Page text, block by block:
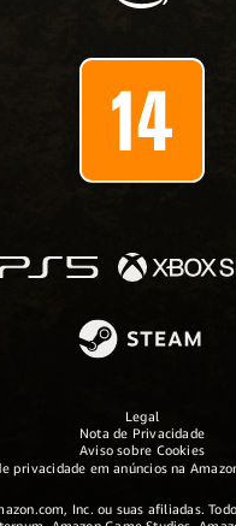
Legal
Nota de Privacidade
Aviso sobre Cookies
privacidade em anúncios na
Inc. ou suas afiliadas.